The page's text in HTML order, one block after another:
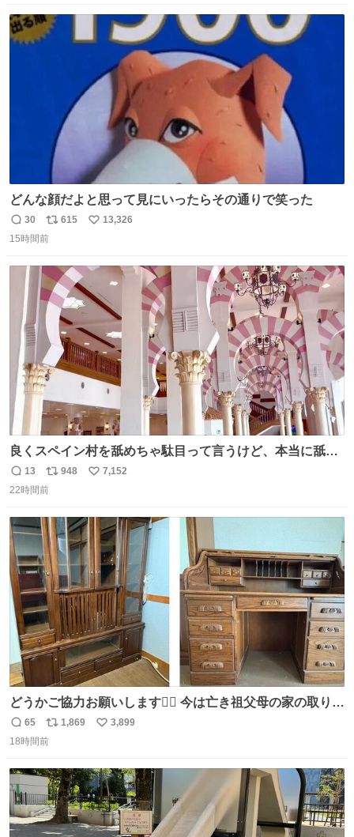
ト
数
どんな顔だよと思って見にいったらその通りで笑った
返
信
30
リ
ポ
ト
数
615
い
13,326
15時間前
良くスペイン村を舐めちゃ駄目って言うけど、本当に舐め
ちゃ行けないのはスペィン村ホテル🏛🏨 だってロビーから
中庭抜けるだけでこの有様🤩 ディズニーホテル泊まってる
ニャは益々素晴らしい場所になってる
返
信
13
リ
ポ
ト
数
948
い
数
7,152
22時間前
どうかご協力お願いします🙇‍♂️ 今は亡き祖父母の家の取り壊
しが決まり、どうしても処分して欲しくない食器棚と机の
引き取り手を探しております この2つは私の祖母が当初一
さで亡くなりましたが、この家具達をとても大切にしてお
りました 続く↓
返
信
65
リ
ポ
ト
数
1,869
い
数
3,899
18時間前